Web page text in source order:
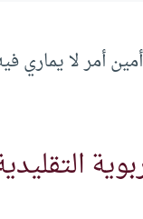
أمر لا يماري